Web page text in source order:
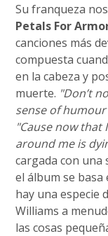
Su franqueza
Petals For
canciones más
compuesta
en la cabeza y
muerte. "Don’t
sense of
"Cause now that
around me is
cargada con una
el álbum se
hay una especie
Williams a
las cosas